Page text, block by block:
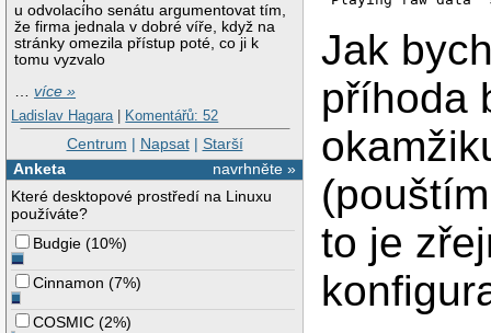
u odvolacího senátu argumentovat tím,
že firma jednala v dobré víře, když na
stránky omezila přístup poté, co ji k
tomu vyzvalo
…více »
Ladislav Hagara | Komentářů: 52
Centrum | Napsat| Starší
navrhněte »
Anketa
Které desktopové prostředí na Linuxu
používáte?
Budgie (10%)
Cinnamon (7%)
COSMIC (2%)
Jak
příhoda
to je